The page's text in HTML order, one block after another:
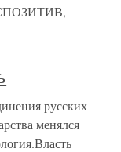
русских
менялся